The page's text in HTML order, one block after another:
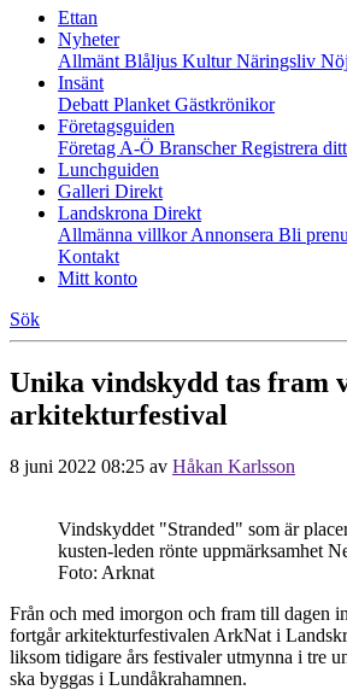
Ettan
Nyheter
Allmänt Blåljus KulturNäringsliv
Insänt
Debatt Planket Gästkrönikor
Företagsguiden
Företag A-Ö BranscherRegistrera
Lunchguiden
Galleri Direkt
Landskrona Direkt
Allmänna villkorAnnonsera Bli
Kontakt
Mitt konto
Sök
Unika vindskydd tas fram
arkitekturfestival
8 juni 2022 08:25 av Håkan Karlsson
Vindskyddet "Stranded" som är
kusten-leden rönte uppmärksamhet
Foto: Arknat
Från och med imorgon och fram till dagen
fortgår arkitekturfestivalen ArkNat i
liksom tidigare års festivaler utmynna i tre
ska byggas i Lundåkrahamnen.